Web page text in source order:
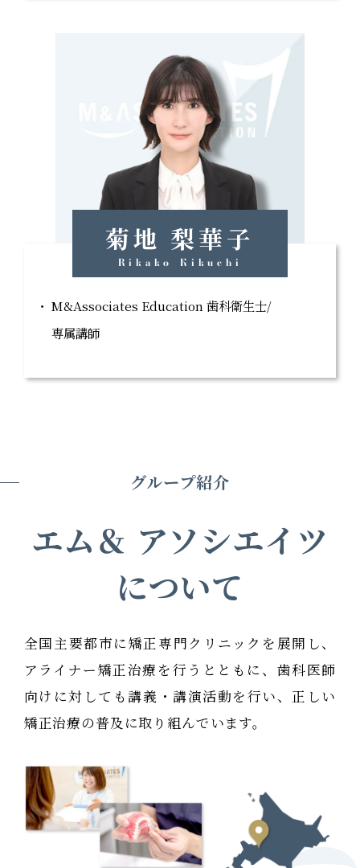
菊地 梨華子
Rikako Kikuchi
M&Associates Education 歯科衛生士/
専属講師
グループ紹介
エム＆ アソシエイツ
について
全国主要都市に矯正専門クリニックを展開し、
アライナー矯正治療を行うとともに、歯科医師
向けに対しても講義・講演活動を行い、正しい
矯正治療の普及に取り組んでいます。